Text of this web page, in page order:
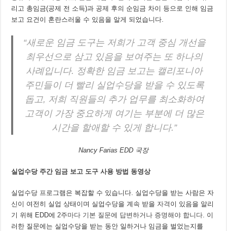
리고 총임금(공제 전 소득)과 공제 후의 순임금 차이 등으로 인해 임금
보고 요건이 혼란스러울 수 있음을 알게 되었습니다.
“새로운 임금 도구는 저희가 고객 중심 개선을
최우선으로 삼고 있음을 보여주는 또 하나의
사례입니다. 정확한 임금 보고는 캘리포니아
주민들이 더 빨리 실업수당을 받을 수 있도록
돕고, 저희 직원들의 추가 업무를 최소화하여
고객이 가장 중요하게 여기는 부분에 더 많은
시간을 할애할 수 있게 합니다.”
Nancy Farias EDD 국장
실업수당 주간 임금 보고 도구 사용 방법 동영상
실업수당 프로그램은 복잡할 수 있습니다. 실업수당을 받는 사람은 자
신이 여전히 실업 상태이며 실업수당을 계속 받을 자격 이 있음을 알리
기 위해 EDD에2주마다 기본 질문에 답변하거나 증명해야 합니다. 이
러한 질문에는 실업수당을 받는 동안 일하거나 임금을 벌었는지를